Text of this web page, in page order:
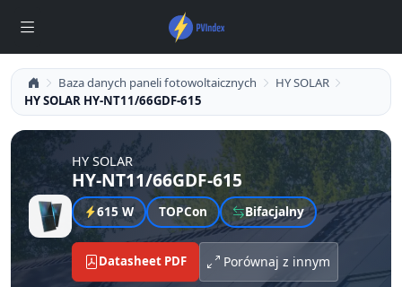
Baza danych paneli fotowoltaicznych
HY SOLAR
HY SOLAR HY-NT11/66GDF-615
HY SOLAR
HY-NT11/66GDF-615
615 W TOPCon Bifacjalny
Datasheet PDF Porównaj z innym